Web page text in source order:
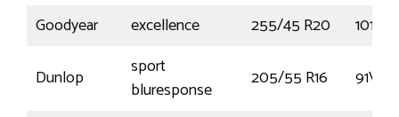
Goodyear
excellence 255/45 R20
101W
Dunlop
sport
bluresponse
205/55 R16
91V